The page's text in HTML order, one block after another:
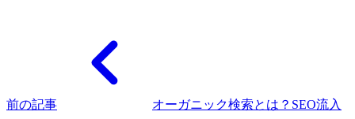
前の記事 オーガニック検索とは？SEO流入